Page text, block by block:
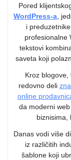
Pored
WordPress-a,
i
profesionalne
tekstovi
saveta koji
Kroz blogove,
redovno deli
online
da moderni
biznisima,
Danas vodi više
iz različitih
šablone koji